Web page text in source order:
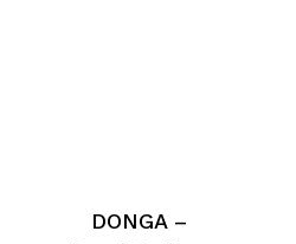
DONGA –